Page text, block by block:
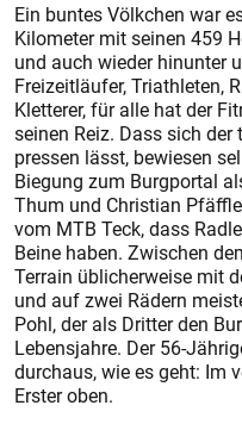
Ein buntes Völkchen war
Kilometer mit seinen 459
und auch wieder hinunter
Freizeitläufer, Triathleten,
Kletterer, für alle hat der
seinen Reiz. Dass sich
pressen lässt, bewiesen
Biegung zum Burgportal
Thum und Christian
vom MTB Teck, dass
Beine haben. Zwischen
Terrain üblicherweise mit
und auf zwei Rädern
Pohl, der als Dritter den
Lebensjahre. Der 56-
durchaus, wie es geht: Im
Erster oben.